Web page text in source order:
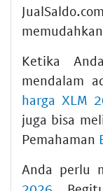
Ketika
mendalam
harga XLM
juga bisa
Pemahaman
Anda perlu